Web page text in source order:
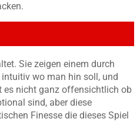
Sie zeigen einem durch
wo man hin soll, und
nicht ganz offensichtlich ob
sind, aber diese
Finesse die dieses Spiel